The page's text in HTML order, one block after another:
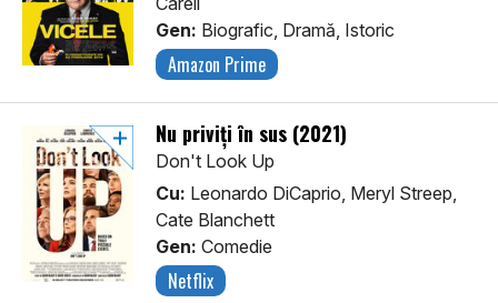
Gen: Biografic, Dramă, Istoric
Amazon Prime
Nu priviți în sus (2021)
Don't Look Up
Cu: Leonardo DiCaprio, Meryl Streep,
Cate Blanchett
Gen: Comedie
Netflix